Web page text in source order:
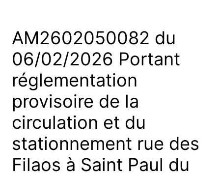
AM2602050082 du
06/02/2026 Portant
réglementation
provisoire de la
circulation et du
stationnement rue des
Filaos à Saint Paul du